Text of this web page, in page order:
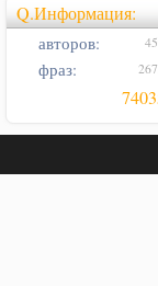
Q.Информация:
авторов:
фраз: